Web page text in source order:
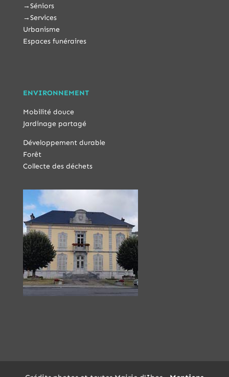
→Séniors
→Services
Urbanisme
Espaces funéraires
ENVIRONNEMENT
Mobilité douce
Jardinage partagé
Développement durable
Forêt
Collecte des déchets